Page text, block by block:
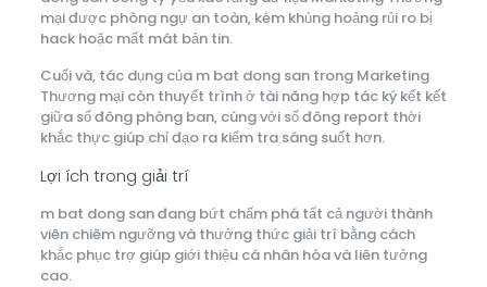
mại được phòng ngự an toàn, kém khủng hoảng rủi ro bị
hack hoặc mất mát bản tin.
Cuối và, tác dụng của m bat dong san trong Marketing
Thương mại còn thuyết trình ở tài năng hợp tác ký kết kết
giữa số đông phòng ban, cùng với số đông report thời
khắc thực giúp chỉ đạo ra kiểm tra sáng suốt hơn.
Lợi ích trong giải trí
m bat dong san đang bứt chấm phá tất cả người thành
viên chiêm ngưỡng và thưởng thức giải trí bằng cách
khắc phục trợ giúp giới thiệu cá nhân hóa và liên tưởng
cao.